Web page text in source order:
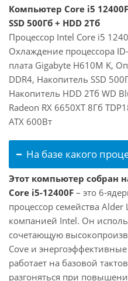
Компьютер Core i5
SSD 500Гб + HDD 2Тб
Процессор Intel Core i5
Охлаждение процессора
плата Gigabyte H610M K,
DDR4, Накопитель SSD
Накопитель HDD 2Тб WD
Radeon RX 6650XT 8Гб
ATX 600Вт
На базе какого
Этот компьютер собран
Core i5-12400F – это 6-
процессор семейства
компанией Intel. Он
сочетающую
Cove и
работает на базовой
разгоняться при